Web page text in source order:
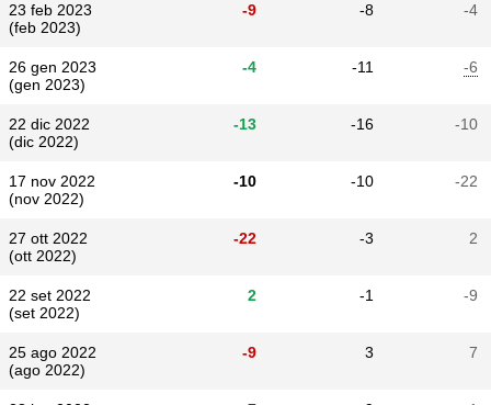
23 feb 2023
(feb 2023)
-9 -8 -4
26 gen 2023
(gen 2023)
-4 -11 -6
22 dic 2022
(dic 2022)
-13 -16 -10
17 nov 2022
(nov 2022)
-10 -10 -22
27 ott 2022
(ott 2022)
-22 -3 2
22 set 2022
(set 2022)
2 -1 -9
25 ago 2022
(ago 2022)
-9 3 7